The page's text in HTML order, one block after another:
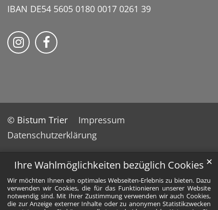
Ihre Wahlmöglichkeiten bezüglich Cookies
Wir möchten Ihnen ein optimales Webseiten-Erlebnis zu bieten. Dazu
verwenden wir Cookies, die für das Funktionieren unserer Website
notwendig sind. Mit Ihrer Zustimmung verwenden wir auch Cookies,
die zur Anzeige externer Inhalte oder zu anonymen Statistikzwecken
✕
IBAN DE54 5605 0180 0017 0261 39
Bistum Trier auf Instragram
Bistum Trier auf Facebook
© Bistum Trier
Impressum
Datenschutzerklärung